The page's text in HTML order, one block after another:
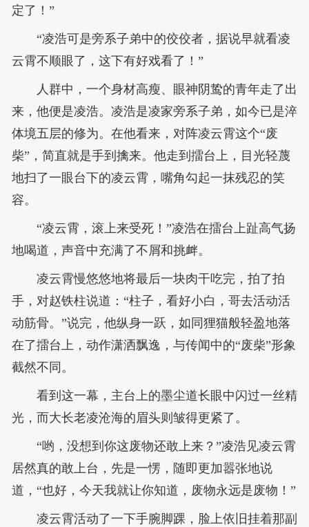
定了！”
“凌浩可是旁系子弟中的佼佼者，据说早就看凌
云霄不顺眼了，这下有好戏看了！”
人群中，一个身材高瘦、眼神阴鸷的青年走了出
来，他便是凌浩。凌浩是凌家旁系子弟，如今已是淬
体境五层的修为。在他看来，对阵凌云霄这个“废
柴”，简直就是手到擒来。他走到擂台上，目光轻蔑
地扫了一眼台下的凌云霄，嘴角勾起一抹残忍的笑
容。
“凌云霄，滚上来受死！”凌浩在擂台上趾高气扬
地喝道，声音中充满了不屑和挑衅。
凌云霄慢悠悠地将最后一块肉干吃完，拍了拍
手，对赵铁柱说道：“柱子，看好小白，哥去活动活
动筋骨。”说完，他纵身一跃，如同狸猫般轻盈地落
在了擂台上，动作潇洒飘逸，与传闻中的“废柴”形象
截然不同。
看到这一幕，主台上的墨尘道长眼中闪过一丝精
光，而大长老凌沧海的眉头则皱得更紧了。
“哟，没想到你这废物还敢上来？”凌浩见凌云霄
居然真的敢上台，先是一愣，随即更加嚣张地说
道，“也好，今天我就让你知道，废物永远是废物！”
凌云霄活动了一下手腕脚踝，脸上依旧挂着那副